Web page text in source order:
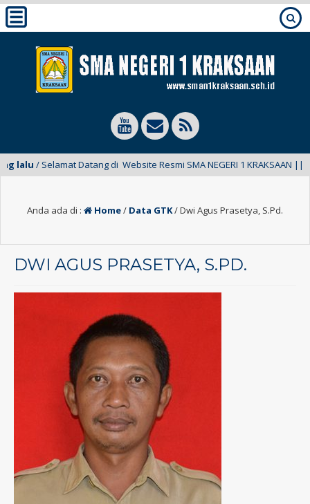
/ Selamat Datang di Website Resmi SMA NEGERI 1 KRAKSAAN ||
Anda ada di : Home/ Data GTK/Dwi Agus Prasetya, S.Pd.
DWI AGUS PRASETYA, S.PD.